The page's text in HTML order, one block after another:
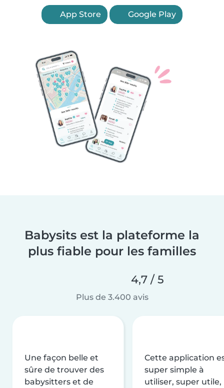
App Store Google Play
Babysits est la plateforme la
plus fiable pour les familles
4,7 / 5
Plus de 3.400 avis
Une façon belle et
sûre de trouver des
babysitters et de
Cette application
super simple à
utiliser, super utile,